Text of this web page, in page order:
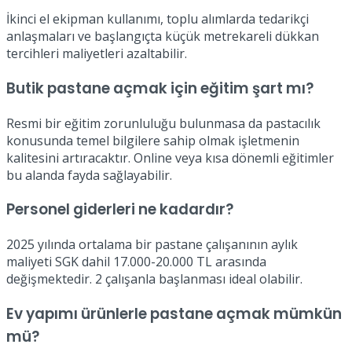
İkinci el ekipman kullanımı, toplu alımlarda tedarikçi
anlaşmaları ve başlangıçta küçük metrekareli dükkan
tercihleri maliyetleri azaltabilir.
Butik pastane açmak için eğitim şart mı?
Resmi bir eğitim zorunluluğu bulunmasa da pastacılık
konusunda temel bilgilere sahip olmak işletmenin
kalitesini artıracaktır. Online veya kısa dönemli eğitimler
bu alanda fayda sağlayabilir.
Personel giderleri ne kadardır?
2025 yılında ortalama bir pastane çalışanının aylık
maliyeti SGK dahil 17.000-20.000 TL arasında
değişmektedir. 2 çalışanla başlanması ideal olabilir.
Ev yapımı ürünlerle pastane açmak mümkün
mü?